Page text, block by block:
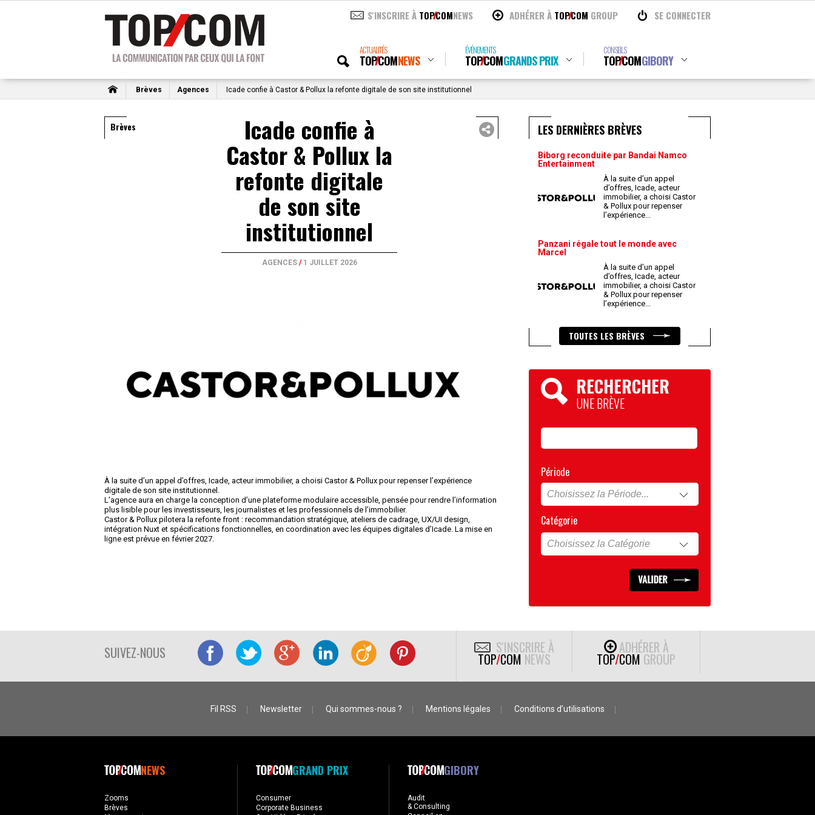
S'INSCRIRE À TOPCOMNEWS ADHÉRER À TOPCOM GROUP SE CONNECTER
ACTUALITÉS
TOPCOMNEWS
ÉVÉNEMENTS
TOPCOMGRANDS PRIX
CONSEILS
TOPCOMGIBORY
Brèves Agences Icade confie à Castor & Pollux la refonte digitale de son site institutionnel
Brèves Icade confie à
Castor & Pollux la
refonte digitale
de son site
institutionnel
AGENCES/ 1 JUILLET 2026
À la suite d’un appel d’offres, Icade, acteur immobilier, a choisi Castor & Pollux pour repenser l’expérience
digitale de son site institutionnel.
L’agence aura en charge la conception d’une plateforme modulaire accessible, pensée pour rendre l’information
plus lisible pour les investisseurs, les journalistes et les professionnels de l’immobilier.
Castor & Pollux pilotera la refonte front : recommandation stratégique, ateliers de cadrage, UX/UI design,
intégration Nuxt et spécifications fonctionnelles, en coordination avec les équipes digitales d’Icade. La mise en
ligne est prévue en février 2027.
LES DERNIÈRES BRÈVES
Biborg reconduite par Bandai Namco
Entertainment
À la suite d’un appel
d’offres, Icade, acteur
immobilier, a choisi Castor
& Pollux pour repenser
l’expérience...
Panzani régale tout le monde avec
Marcel
À la suite d’un appel
d’offres, Icade, acteur
immobilier, a choisi Castor
& Pollux pour repenser
l’expérience...
TOUTES LES BRÈVES
RECHERCHER
UNE BRÈVE
Période
Catégorie
SUIVEZ-NOUS S'INSCRIRE À
TOP/COM NEWS
ADHÉRER À
TOP/COM GROUP
Fil RSS Newsletter Qui sommes-nous ? Mentions légales Conditions d’utilisations
NEWS
Zooms
Brèves
GRAND PRIX
Consumer
Corporate Business
GIBORY
Audit
& Consulting